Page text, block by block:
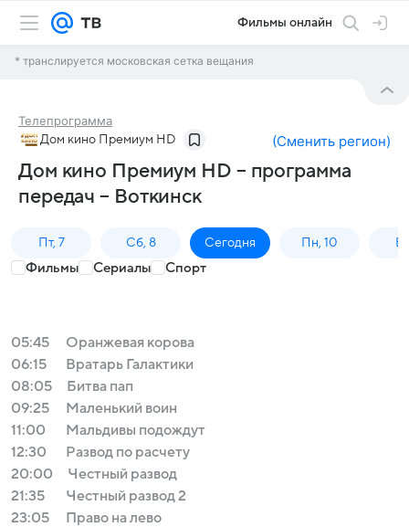
Фильмы онлайн
* транслируется московская сетка вещания
Телепрограмма
Дом кино Премиум HD (Сменить регион)
Дом кино Премиум HD – программа
передач – Воткинск
Пт, 7 Сб, 8 Сегодня Пн, 10
Фильмы Сериалы Спорт
05:45
Оранжевая корова
06:15
Вратарь Галактики
08:05
Битва пап
09:25
Маленький воин
11:00
Мальдивы подождут
12:30
Развод по расчету
20:00
Честный развод
21:35
Честный развод 2
23:05
Право на лево